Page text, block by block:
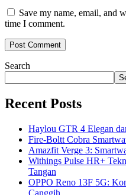
Save my name, email, and
time I comment.
Search
Recent Posts
Haylou GTR 4 Elegan
Fire-Boltt Cobra
Amazfit Verge 3:
Withings Pulse HR+
Tangan
OPPO Reno 13F 5G:
Canggih